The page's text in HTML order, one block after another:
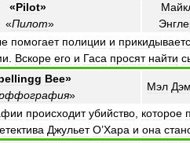
«Pilot»
«Пилот»
помогает полиции и
Вскоре его и Гаса просят найти
Bee»
»
Мэл
происходит убийство которое
Джульет О’Хара и она